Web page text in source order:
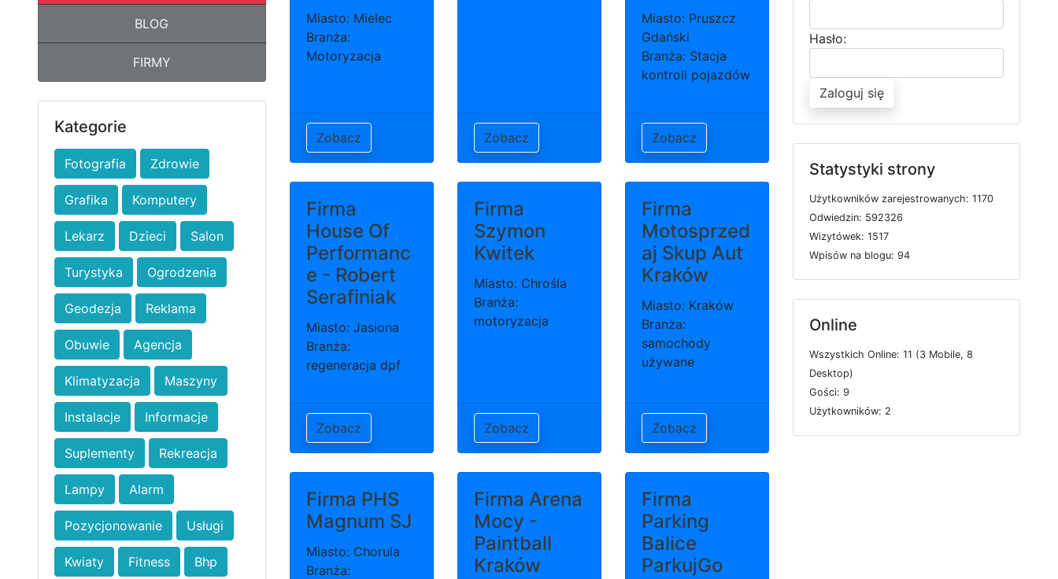
BLOG
FIRMY
Kategorie
Fotografia Zdrowie
Grafika Komputery
Lekarz Dzieci Salon
Turystyka Ogrodzenia
Geodezja Reklama
Obuwie Agencja
Klimatyzacja Maszyny
Instalacje Informacje
Suplementy Rekreacja
Lampy Alarm
Pozycjonowanie Usługi
Kwiaty Fitness Bhp
Miasto: Mielec
Branża:
Motoryzacja
Zobacz Zobacz
Miasto: Pruszcz
Gdański
Branża: Stacja
kontroli pojazdów
Zobacz
Firma
House Of
Performanc
e - Robert
Serafiniak
Miasto: Jasiona
Branża:
regeneracja dpf
Zobacz
Firma
Szymon
Kwitek
Miasto: Chrośla
Branża:
motoryzacja
Zobacz
Firma
Motosprzed
aj Skup Aut
Kraków
Miasto: Kraków
Branża:
samochody
używane
Zobacz
Firma PHS
Magnum SJ
Miasto: Chorula
Branża:
Firma Arena
Mocy -
Paintball
Kraków
Firma
Parking
Balice
ParkujGo
Hasło:
Zaloguj się
Statystyki strony
Użytkowników zarejestrowanych: 1170
Odwiedzin: 592326
Wizytówek: 1517
Wpisów na blogu: 94
Online
Wszystkich Online: 11 (3 Mobile, 8
Desktop)
Gości: 9
Użytkowników: 2